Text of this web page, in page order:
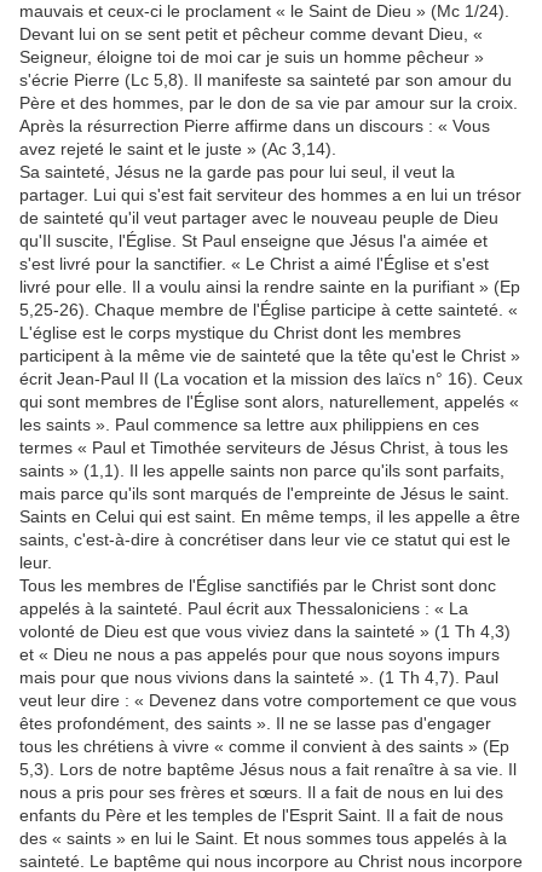
mauvais et ceux-ci le proclament « le Saint de Dieu » (Mc 1/24).
Devant lui on se sent petit et pêcheur comme devant Dieu, «
Seigneur, éloigne toi de moi car je suis un homme pêcheur »
s'écrie Pierre (Lc 5,8). Il manifeste sa sainteté par son amour du
Père et des hommes, par le don de sa vie par amour sur la croix.
Après la résurrection Pierre affirme dans un discours : « Vous
avez rejeté le saint et le juste » (Ac 3,14).
Sa sainteté, Jésus ne la garde pas pour lui seul, il veut la
partager. Lui qui s'est fait serviteur des hommes a en lui un trésor
de sainteté qu'il veut partager avec le nouveau peuple de Dieu
qu'Il suscite, l'Église. St Paul enseigne que Jésus l'a aimée et
s'est livré pour la sanctifier. « Le Christ a aimé l'Église et s'est
livré pour elle. Il a voulu ainsi la rendre sainte en la purifiant » (Ep
5,25-26). Chaque membre de l'Église participe à cette sainteté. «
L'église est le corps mystique du Christ dont les membres
participent à la même vie de sainteté que la tête qu'est le Christ »
écrit Jean-Paul II (La vocation et la mission des laïcs n° 16). Ceux
qui sont membres de l'Église sont alors, naturellement, appelés «
les saints ». Paul commence sa lettre aux philippiens en ces
termes « Paul et Timothée serviteurs de Jésus Christ, à tous les
saints » (1,1). Il les appelle saints non parce qu'ils sont parfaits,
mais parce qu'ils sont marqués de l'empreinte de Jésus le saint.
Saints en Celui qui est saint. En même temps, il les appelle a être
saints, c'est-à-dire à concrétiser dans leur vie ce statut qui est le
leur.
Tous les membres de l'Église sanctifiés par le Christ sont donc
appelés à la sainteté. Paul écrit aux Thessaloniciens : « La
volonté de Dieu est que vous viviez dans la sainteté » (1 Th 4,3)
et « Dieu ne nous a pas appelés pour que nous soyons impurs
mais pour que nous vivions dans la sainteté ». (1 Th 4,7). Paul
veut leur dire : « Devenez dans votre comportement ce que vous
êtes profondément, des saints ». Il ne se lasse pas d'engager
tous les chrétiens à vivre « comme il convient à des saints » (Ep
5,3). Lors de notre baptême Jésus nous a fait renaître à sa vie. Il
nous a pris pour ses frères et sœurs. Il a fait de nous en lui des
enfants du Père et les temples de l'Esprit Saint. Il a fait de nous
des « saints » en lui le Saint. Et nous sommes tous appelés à la
sainteté. Le baptême qui nous incorpore au Christ nous incorpore